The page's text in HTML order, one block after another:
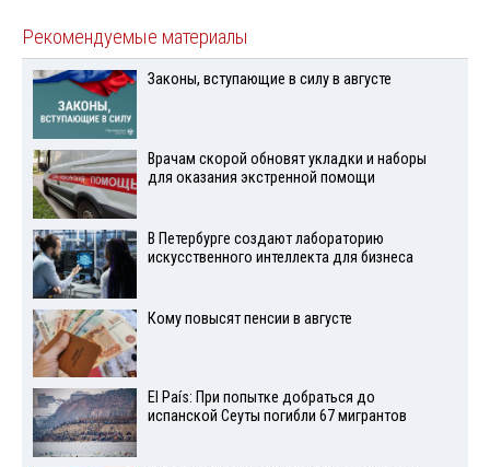
Рекомендуемые материалы
Законы, вступающие в силу в августе
Врачам скорой обновят укладки и наборы
для оказания экстренной помощи
В Петербурге создают лабораторию
искусственного интеллекта для бизнеса
Кому повысят пенсии в августе
El País: При попытке добраться до
испанской Сеуты погибли 67 мигрантов